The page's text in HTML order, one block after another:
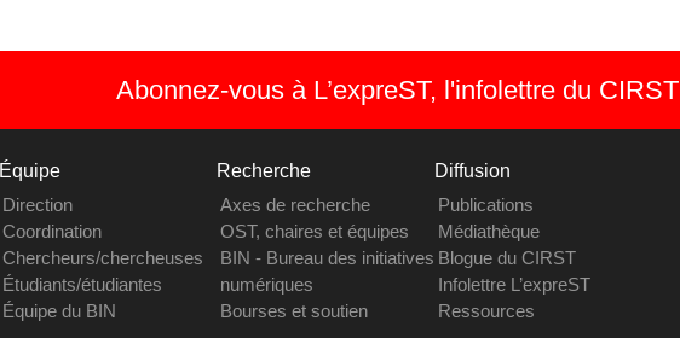
Abonnez-vous à L’expreST, l'infolettre du CIRST
Équipe
Direction
Coordination
Chercheurs/chercheuses
Étudiants/étudiantes
Équipe du BIN
Recherche
Axes de recherche
OST, chaires et équipes
BIN - Bureau des initiatives
numériques
Bourses et soutien
Diffusion
Publications
Médiathèque
Blogue du CIRST
Infolettre L’expreST
Ressources